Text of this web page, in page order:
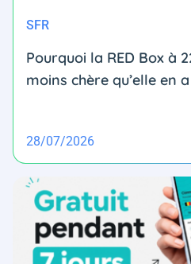
SFR
Pourquoi la RED Box à
moins chère qu’elle en
28/07/2026